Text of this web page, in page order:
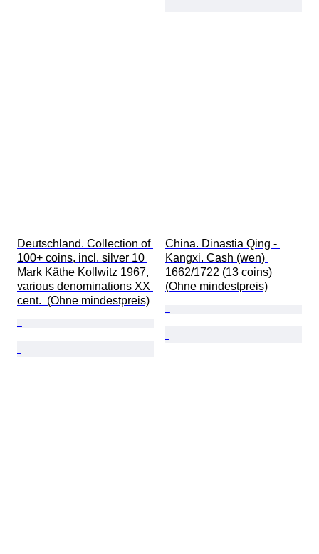
Deutschland. Collection of
100+ coins, incl. silver 10
Mark Käthe Kollwitz 1967,
various denominations XX
cent.  (Ohne mindestpreis)
China. Dinastia Qing -
Kangxi. Cash (wen)
1662/1722 (13 coins)
(Ohne mindestpreis)